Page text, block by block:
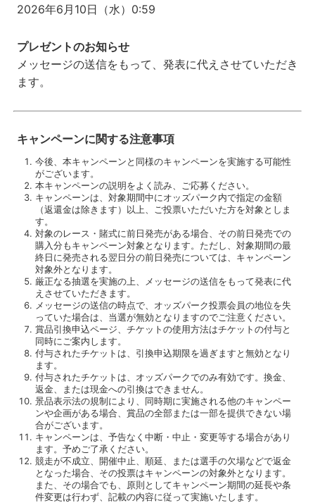
2026年6月10日（水）0:59
プレゼントのお知らせ
メッセージの送信をもって、発表に代えさせていただき
ます。
キャンペーンに関する注意事項
今後、本キャンペーンと同様のキャンペーンを実施する可能性
がございます。
本キャンペーンの説明をよく読み、ご応募ください。
キャンペーンは、対象期間中にオッズパーク内で指定の金額
（返還金は除きます）以上、ご投票いただいた方を対象としま
す。
対象のレース・賭式に前日発売がある場合、その前日発売での
購入分もキャンペーン対象となります。ただし、対象期間の最
終日に発売される翌日分の前日発売については、キャンペーン
対象外となります。
厳正なる抽選を実施の上、メッセージの送信をもって発表に代
えさせていただきます。
メッセージの送信の時点で、オッズパーク投票会員の地位を失
っていた場合は、当選が無効となりますのでご注意ください。
賞品引換申込ページ、チケットの使用方法はチケットの付与と
同時にご案内します。
付与されたチケットは、引換申込期限を過ぎますと無効となり
ます。
付与されたチケットは、オッズパークでのみ有効です。換金、
返金、または現金への引換はできません。
景品表示法の規制により、同時期に実施される他のキャンペー
ンや企画がある場合、賞品の全部または一部を提供できない場
合がございます。
キャンペーンは、予告なく中断・中止・変更等する場合があり
ます。予めご了承ください。
競走が不成立、開催中止、順延、または選手の欠場などで返金
となった場合、その投票はキャンペーンの対象外となります。
また、その場合でも、原則としてキャンペーン期間の延長や条
件変更は行わず、記載の内容に従って実施いたします。